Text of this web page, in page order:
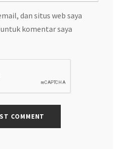
dan situs web saya
komentar saya